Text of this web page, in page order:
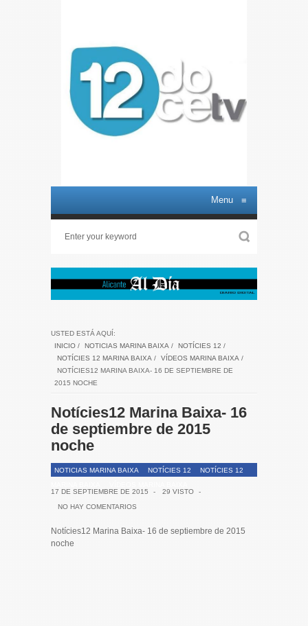
Menu ≡
USTED ESTÁ AQUÍ:
INICIO / NOTICIAS MARINA BAIXA / NOTÍCIES 12 /
NOTÍCIES 12 MARINA BAIXA / VÍDEOS MARINA BAIXA /
NOTÍCIES12 MARINA BAIXA- 16 DE SEPTIEMBRE DE
2015 NOCHE
Notícies12 Marina Baixa- 16
de septiembre de 2015
noche
NOTICIAS MARINA BAIXA NOTÍCIES 12
NOTÍCIES 12
17 DE SEPTIEMBRE DE 2015
- 29 VISTO
-
NO HAY COMENTARIOS
Notícies12 Marina Baixa- 16 de septiembre de 2015
noche